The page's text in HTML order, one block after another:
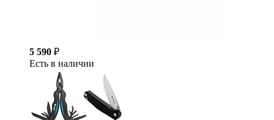
5 590 ₽
Есть в наличии